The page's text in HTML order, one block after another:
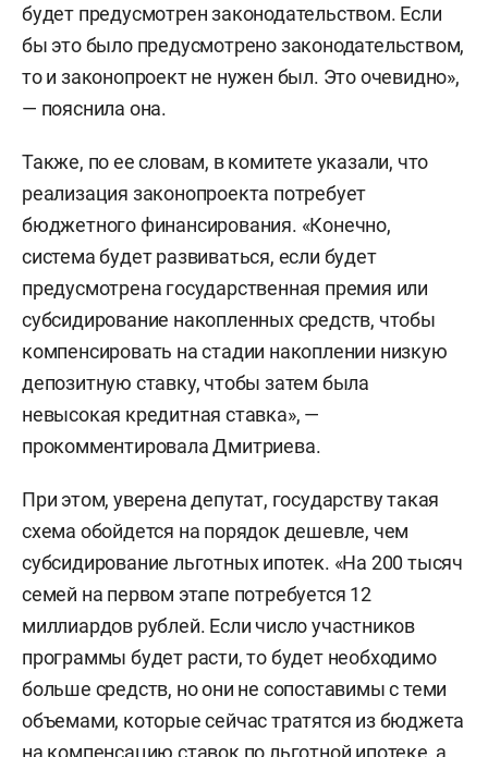
будет предусмотрен законодательством. Если
бы это было предусмотрено законодательством,
то и законопроект не нужен был. Это очевидно»,
— пояснила она.
Также, по ее словам, в комитете указали, что
реализация законопроекта потребует
бюджетного финансирования. «Конечно,
система будет развиваться, если будет
предусмотрена государственная премия или
субсидирование накопленных средств, чтобы
компенсировать на стадии накоплении низкую
депозитную ставку, чтобы затем была
невысокая кредитная ставка», —
прокомментировала Дмитриева.
При этом, уверена депутат, государству такая
схема обойдется на порядок дешевле, чем
субсидирование льготных ипотек. «На 200 тысяч
семей на первом этапе потребуется 12
миллиардов рублей. Если число участников
программы будет расти, то будет необходимо
больше средств, но они не сопоставимы с теми
объемами, которые сейчас тратятся из бюджета
на компенсацию ставок по льготной ипотеке, а